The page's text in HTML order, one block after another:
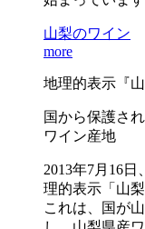
山梨のワイン
more
地理的表示『山
国から保護さ
ワイン産地
2013年7月16
理的表示「山
これは、国が